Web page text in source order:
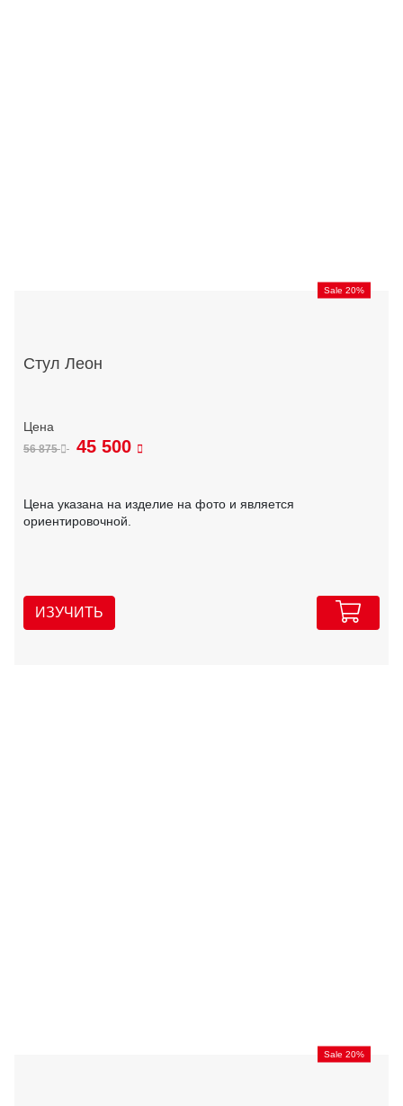
Sale 20%
Стул Леон
56 875 45 500
Цена указана на изделие на фото и является
ориентировочной.
ИЗУЧИТЬ
Sale 20%